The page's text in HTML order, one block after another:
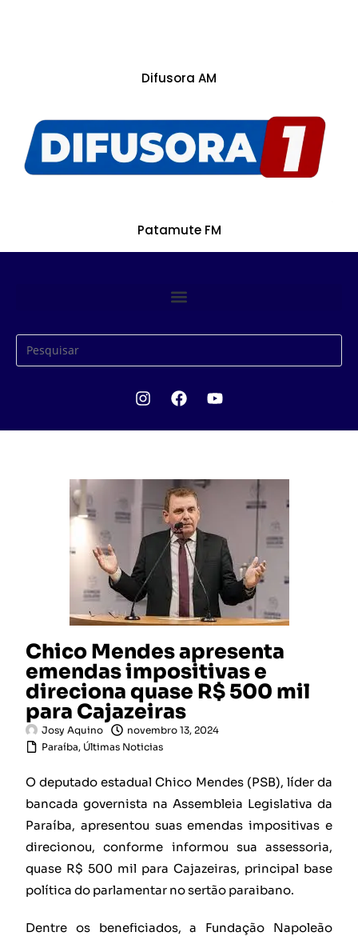
Difusora AM
Patamute FM
Chico Mendes apresenta
emendas impositivas e
direciona quase R$ 500 mil
para Cajazeiras
Josy Aquino
novembro 13, 2024
Paraíba, Últimas Noticias
O deputado estadual Chico Mendes (PSB), líder da
bancada governista na Assembleia Legislativa da
Paraíba, apresentou suas emendas impositivas e
direcionou, conforme informou sua assessoria,
quase R$ 500 mil para Cajazeiras, principal base
política do parlamentar no sertão paraibano.
Dentre os beneficiados, a Fundação Napoleão